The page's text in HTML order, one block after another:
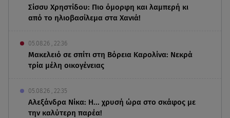
Σίσσυ Χρηστίδου: Πιο όμορφη και λαμπερή κι
από το ηλιοβασίλεμα στα Χανιά!
05.08.26 , 22:36
Μακελειό σε σπίτι στη Βόρεια Καρολίνα: Νεκρά
τρία μέλη οικογένειας
05.08.26 , 22:35
Αλεξάνδρα Νίκα: Η... χρυσή ώρα στο σκάφος με
την καλύτερη παρέα!